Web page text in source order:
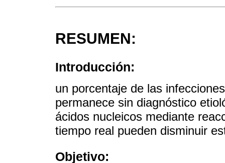
RESUMEN:
Introducción:
un porcentaje de las
permanece sin diagnóstico
ácidos nucleicos mediante
tiempo real pueden disminuir
Objetivo: